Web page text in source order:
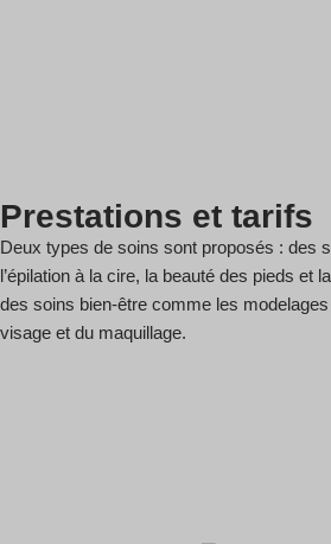
Prestations et tarifs
Deux types de soins sont proposés : des
l’épilation à la cire, la beauté des pieds et
des soins bien-être comme les
visage et du maquillage.